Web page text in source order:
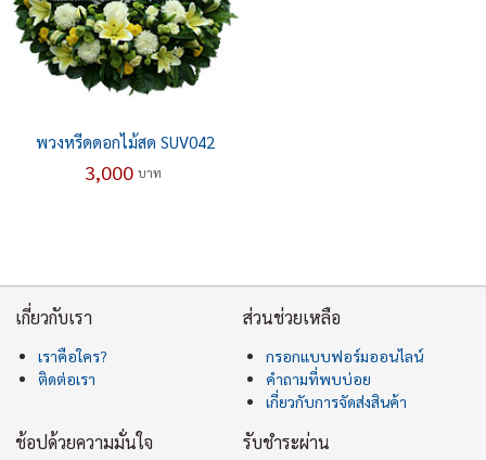
พวงหรีดดอกไม้สด SUV042
3,000 บาท
เกี่ยวกับเรา
เราคือใคร?
ติดต่อเรา
ส่วนช่วยเหลือ
กรอกแบบฟอร์มออนไลน์
คำถามที่พบบ่อย
เกี่ยวกับการจัดส่งสินค้า
ช้อปด้วยความมั่นใจ รับชำระผ่าน